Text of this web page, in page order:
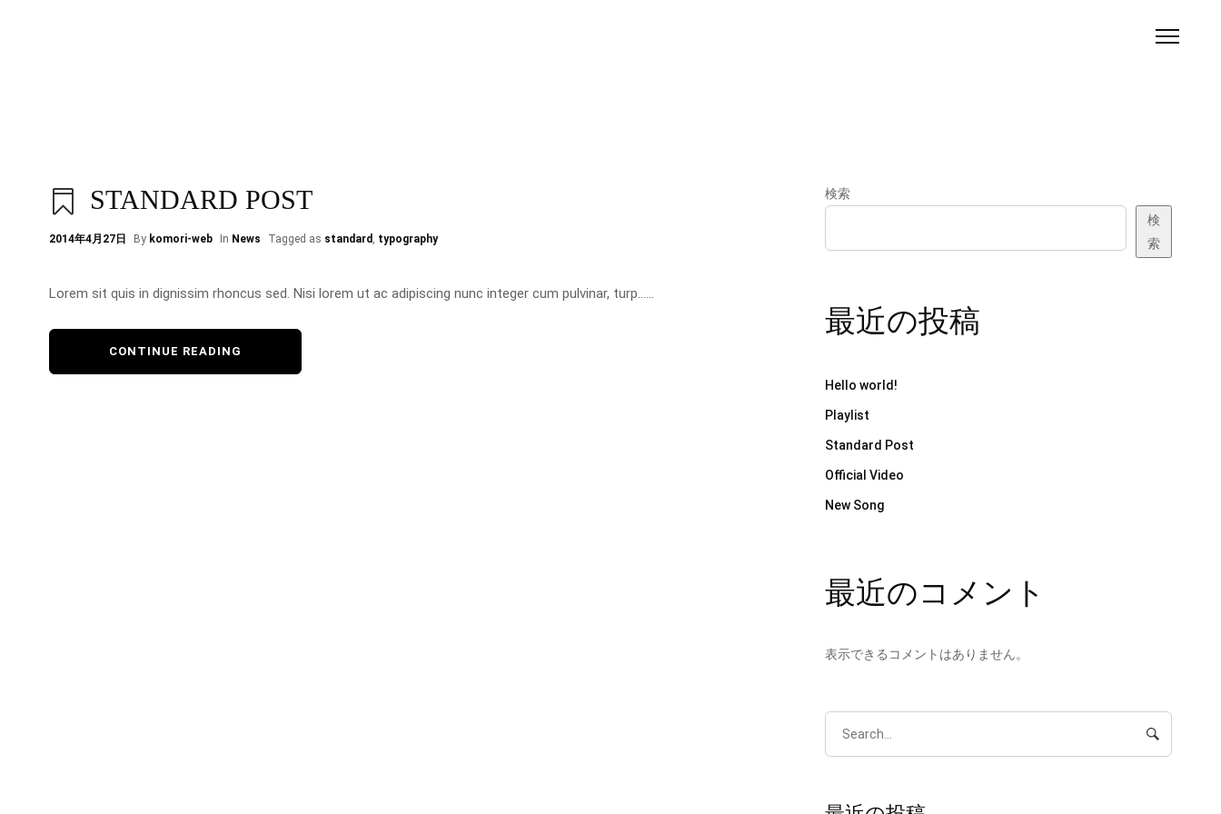
STANDARD POST
2014年4月27日 By komori-web In News Tagged as standard, typography
Lorem sit quis in dignissim rhoncus sed. Nisi lorem ut ac adipiscing nunc integer cum pulvinar, turp......
CONTINUE READING
検索
検
索
最近の投稿
Hello world!
Playlist
Standard Post
Official Video
New Song
最近のコメント
表示できるコメントはありません。